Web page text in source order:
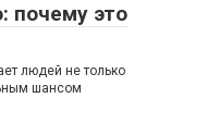
почему это
людей не только
шансом